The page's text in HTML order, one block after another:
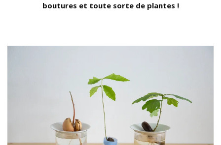
boutures et toute sorte de plantes !